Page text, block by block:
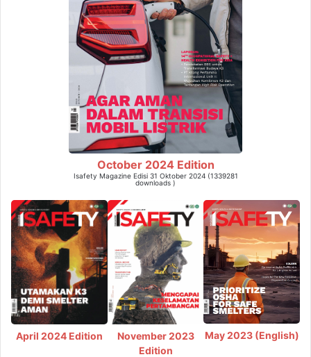
October 2024 Edition
Isafety Magazine Edisi 31 Oktober 2024 (1339281
downloads )
April 2024 Edition
November 2023
Edition
May 2023 (English)